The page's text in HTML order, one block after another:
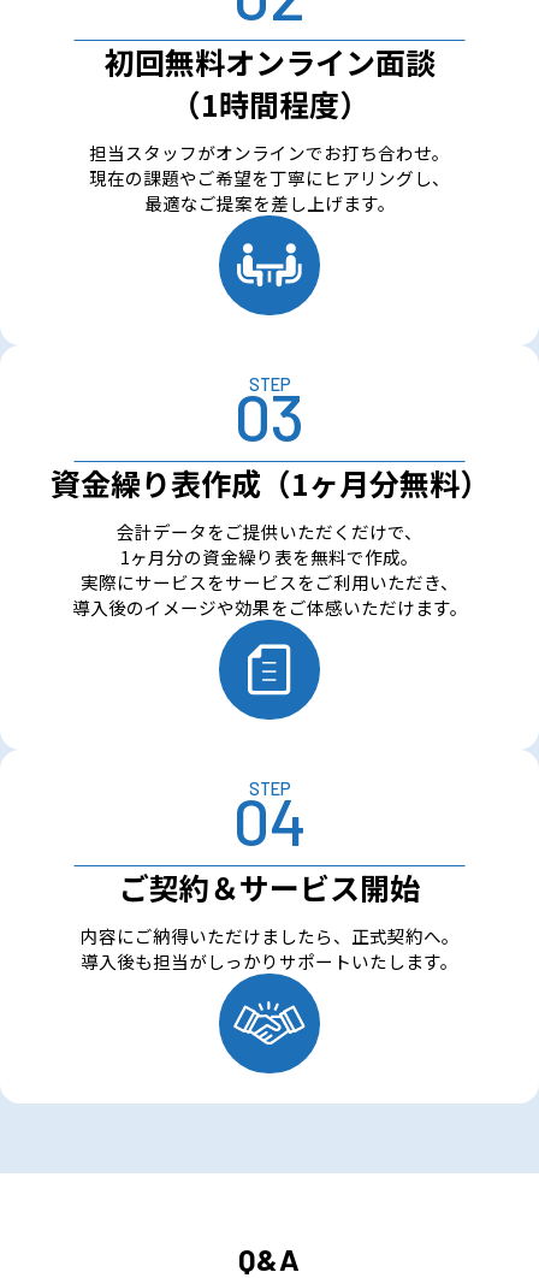
初回無料オンライン面談
（1時間程度）
担当スタッフがオンラインでお打ち合わせ。
現在の課題やご希望を丁寧にヒアリングし、
最適なご提案を差し上げます。
STEP
資金繰り表作成（1ヶ月分無料）
会計データをご提供いただくだけで、
1ヶ月分の資金繰り表を無料で作成。
実際にサービスをサービスをご利用いただき、
導入後のイメージや効果をご体感いただけます。
STEP
ご契約＆サービス開始
内容にご納得いただけましたら、正式契約へ。
導入後も担当がしっかりサポートいたします。
Q&A